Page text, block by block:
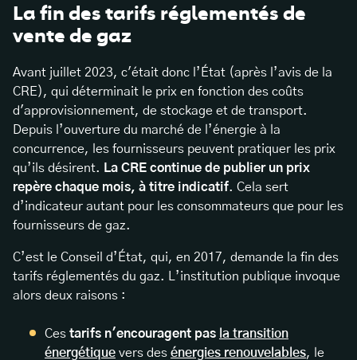
La fin des tarifs réglementés de
vente de gaz
Avant juillet 2023, c'était donc l’État (après l’avis de la
CRE), qui déterminait le prix en fonction des coûts
d'approvisionnement, de stockage et de transport.
Depuis l’ouverture du marché de l’énergie à la
concurrence, les fournisseurs peuvent pratiquer les prix
qu’ils désirent. La CRE continue de publier un prix
repère chaque mois, à titre indicatif. Cela sert
d’indicateur autant pour les consommateurs que pour les
fournisseurs de gaz.
C’est le Conseil d’État, qui, en 2017, demande la fin des
tarifs réglementés du gaz. L’institution publique invoque
alors deux raisons :
Ces tarifs n'encouragent pas la transition
énergétique vers des énergies renouvelables, le